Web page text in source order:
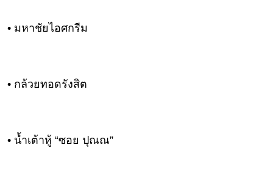
• มหาชัยไอศกรีม
• กล้วยทอดรังสิต
• น้ำเต้าหู้ “ซอย ปุณณ”